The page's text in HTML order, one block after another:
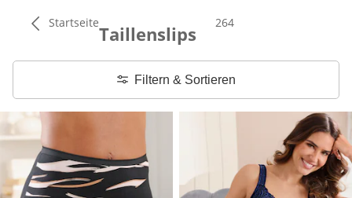
StartseiteTaillenslips Total number of
264
Filtern & Sortieren